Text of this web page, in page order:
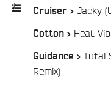
Playlist
:
Cruiser > Jacky
Cotton > Heat
Guidance > Total
Remix)/